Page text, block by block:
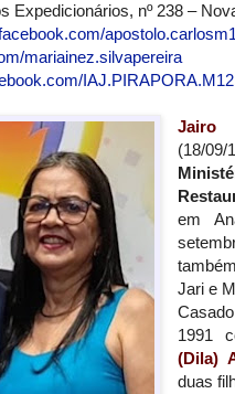
Expedicionários, nº 238 –
mariainez.silvapereira
Jairo
(18/
em
Jari e
1991
(Dila)
duas